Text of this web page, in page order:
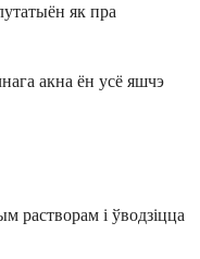
як пра
акна ён усё яшчэ
растворам і ўводзіцца